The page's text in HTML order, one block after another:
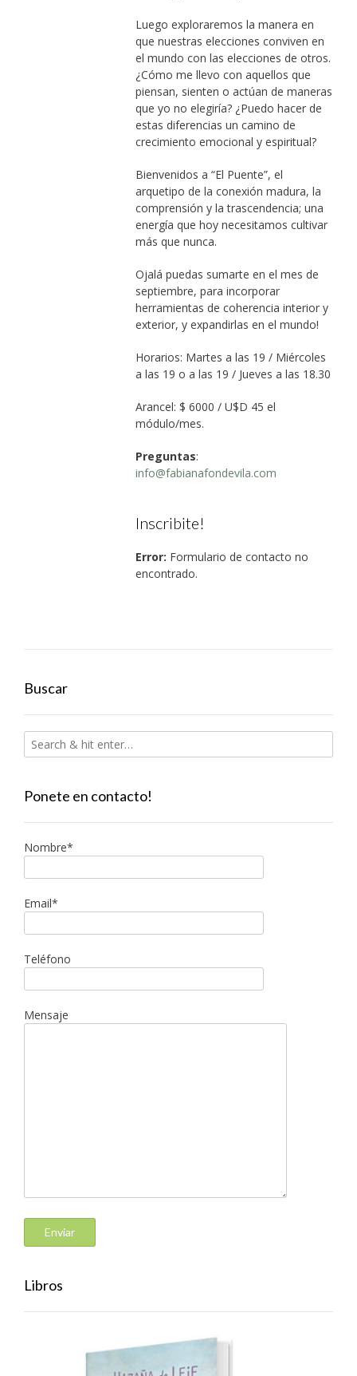
Luego exploraremos la manera en
que nuestras elecciones conviven en
el mundo con las elecciones de otros.
¿Cómo me llevo con aquellos que
piensan, sienten o actúan de maneras
que yo no elegiría? ¿Puedo hacer de
estas diferencias un camino de
crecimiento emocional y espiritual?
Bienvenidos a “El Puente”, el
arquetipo de la conexión madura, la
comprensión y la trascendencia; una
energía que hoy necesitamos cultivar
más que nunca.
Ojalá puedas sumarte en el mes de
septiembre, para incorporar
herramientas de coherencia interior y
exterior, y expandirlas en el mundo!
Horarios: Martes a las 19 / Miércoles
a las 19 o a las 19 / Jueves a las 18.30
Arancel: $ 6000 / U$D 45 el
módulo/mes.
Preguntas:
info@fabianafondevila.com
Inscribite!
Error: Formulario de contacto no
encontrado.
Buscar
Ponete en contacto!
Nombre*
Email*
Teléfono
Mensaje
Libros